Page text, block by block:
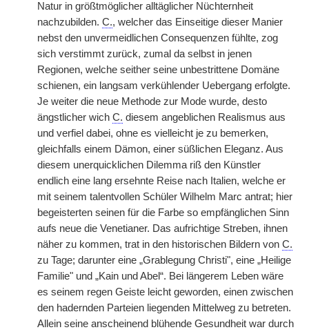
Natur in größtmöglicher alltäglicher Nüchternheit
nachzubilden. C., welcher das Einseitige dieser Manier
nebst den unvermeidlichen Consequenzen fühlte, zog
sich verstimmt zurück, zumal da selbst in jenen
Regionen, welche seither seine unbestrittene Domäne
schienen, ein langsam verkühlender Uebergang erfolgte.
Je weiter die neue Methode zur Mode wurde, desto
ängstlicher wich C. diesem angeblichen Realismus aus
und verfiel dabei, ohne es vielleicht je zu bemerken,
gleichfalls einem Dämon, einer süßlichen Eleganz. Aus
diesem unerquicklichen Dilemma riß den Künstler
endlich eine lang ersehnte Reise nach Italien, welche er
mit seinem talentvollen Schüler Wilhelm Marc antrat; hier
begeisterten seinen für die Farbe so empfänglichen Sinn
aufs neue die Venetianer. Das aufrichtige Streben, ihnen
näher zu kommen, trat in den historischen Bildern von C.
zu Tage; darunter eine „Grablegung Christi", eine „Heilige
Familie" und „Kain und Abel“. Bei längerem Leben wäre
es seinem regen Geiste leicht geworden, einen zwischen
den hadernden Parteien liegenden Mittelweg zu betreten.
Allein seine anscheinend blühende Gesundheit war durch